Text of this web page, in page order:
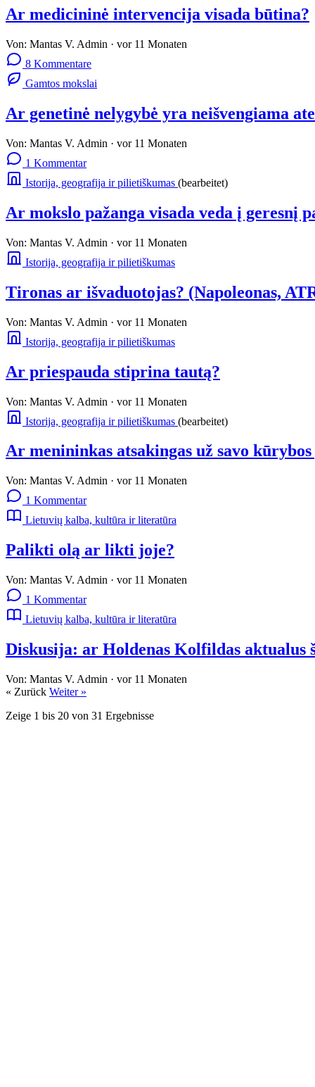
Ar medicininė intervencija visada būtina?
Von: Mantas V. Admin · vor 11 Monaten
8 Kommentare
Gamtos mokslai
Ar genetinė nelygybė yra neišvengiama
Von: Mantas V. Admin · vor 11 Monaten
1 Kommentar
Istorija, geografija ir pilietiškumas (bearbeitet)
Ar mokslo pažanga visada veda į geresnį
Von: Mantas V. Admin · vor 11 Monaten
Istorija, geografija ir pilietiškumas
Tironas ar išvaduotojas? (Napoleonas,
Von: Mantas V. Admin · vor 11 Monaten
Istorija, geografija ir pilietiškumas
Ar priespauda stiprina tautą?
Von: Mantas V. Admin · vor 11 Monaten
Istorija, geografija ir pilietiškumas (bearbeitet)
Ar menininkas atsakingas už savo kūrybos
Von: Mantas V. Admin · vor 11 Monaten
1 Kommentar
Lietuvių kalba, kultūra ir literatūra
Palikti olą ar likti joje?
Von: Mantas V. Admin · vor 11 Monaten
1 Kommentar
Lietuvių kalba, kultūra ir literatūra
Diskusija: ar Holdenas Kolfildas aktualus
Von: Mantas V. Admin · vor 11 Monaten
« Zurück Weiter »
Zeige 1 bis 20 von 31 Ergebnisse